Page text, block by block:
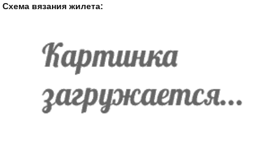
Схема вязания жилета: